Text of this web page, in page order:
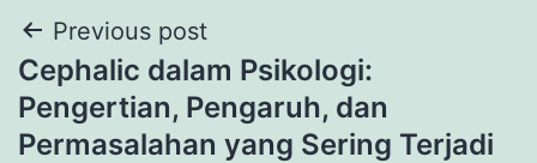
Post
navigation
Previous post
Cephalic dalam Psikologi:
Pengertian, Pengaruh, dan
Permasalahan yang Sering Terjadi